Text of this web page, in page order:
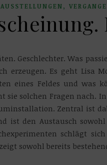
AUSSTELLUNGEN,
Geschlechter. Was
erzeugen. Es geht Lisa
eines Feldes und was
sie solchen Fragen nach.
Zentral ist
ist den Austausch
schlägt
sowohl bereits